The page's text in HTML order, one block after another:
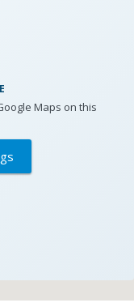
Maps on this